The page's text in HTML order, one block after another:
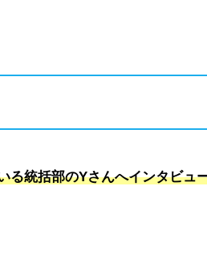
る統括部のYさんへインタビュ